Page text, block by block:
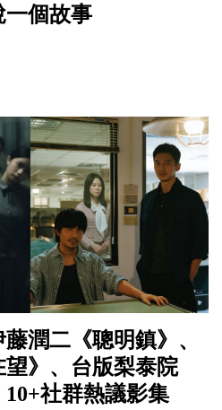
一個故事
潤二《聰明鎮》、
》、台版梨泰院
10+社群熱議影集